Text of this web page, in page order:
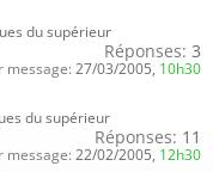
du supérieur
Réponses: 3
message: 27/03/2005, 10h30
du supérieur
Réponses: 11
message: 22/02/2005, 12h30